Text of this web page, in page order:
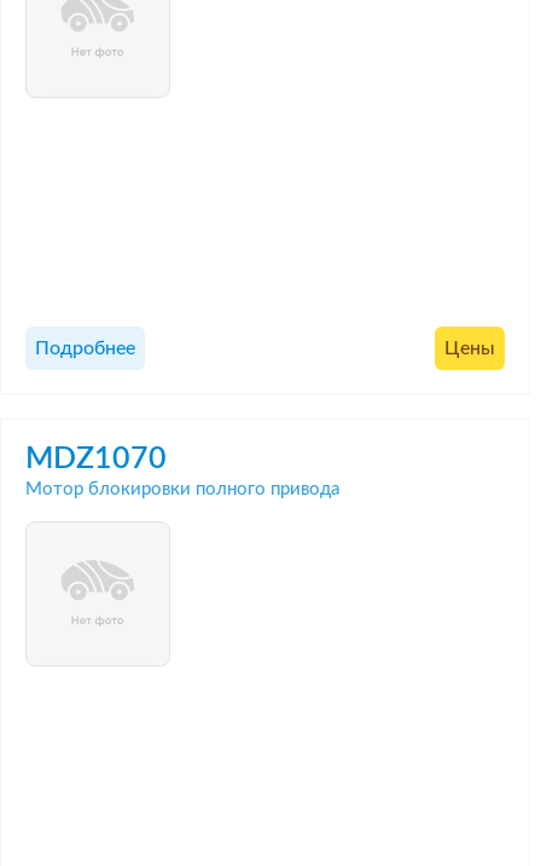
Подробнее Цены
MDZ1070
Мотор блокировки полного привода